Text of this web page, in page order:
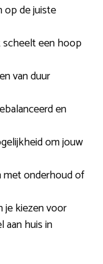
op de juiste
een hoop
van duur
en
om jouw
met onderhoud of
je kiezen voor
aan huis in